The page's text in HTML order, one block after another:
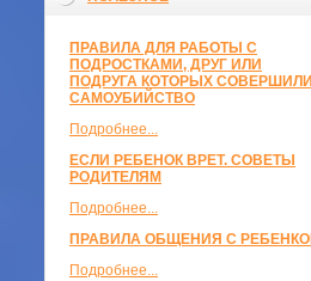
ПРАВИЛА ДЛЯ РАБОТЫ С
ПОДРОСТКАМИ, ДРУГ ИЛИ
ПОДРУГА КОТОРЫХ СОВЕРШИЛИ
САМОУБИЙСТВО
Подробнее...
ЕСЛИ РЕБЕНОК ВРЕТ. СОВЕТЫ
РОДИТЕЛЯМ
Подробнее...
ПРАВИЛА ОБЩЕНИЯ С
Подробнее...